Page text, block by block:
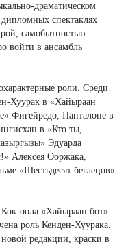
драматическом
спектаклях
самобытностью.
войти в ансамбль
роли. Среди
Хуурак в «Хайыраан
Фигейредо, Панталоне в
в «Кто ты,
Эдуарда
Алексея Ооржака,
«Шестьдесят беглецов»
оола «Хайыраан бот»
роль Кенден-Хуурака.
редакции, краски в